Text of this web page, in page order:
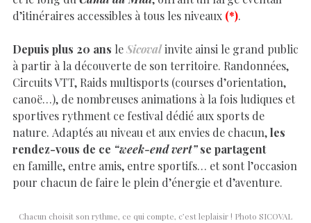
d’itinéraires accessibles à tous les niveaux (*).
Depuis plus 20 ans leSicovalinvite ainsi le grand public
à partir à la découverte de son territoire. Randonnées,
Circuits VTT, Raids multisports (courses d’orientation,
canoë…), de nombreuses animations à la fois ludiques et
sportives rythment ce festival dédié aux sports de
nature. Adaptés au niveau et aux envies de chacun,les
rendez-vous de ce “week-end vert”se partagent
en famille, entre amis, entre sportifs… et sont l’occasion
pour chacun de faire le plein d’énergie et d’aventure.
Chacun choisit son rythme, ce qui compte, c’est leplaisir ! Photo SICOVAL